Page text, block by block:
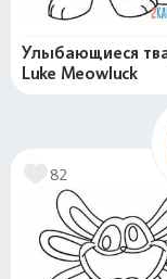
Улыбающиеся
Luke Meowluck
82